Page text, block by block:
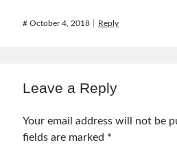
#October 4, 2018 Reply
Leave a Reply
Your email address will not be
fields are marked *